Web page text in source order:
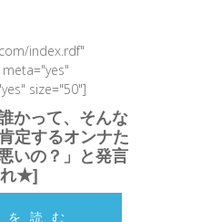
index.rdf"
size="50"]
かって、そんな
定するオンナた
いの？」と発言
★]
読む